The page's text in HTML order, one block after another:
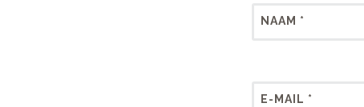
NAAM *
E-MAIL *